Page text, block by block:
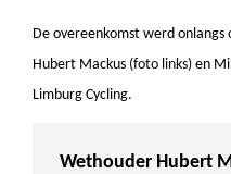
De overeenkomst werd
Hubert Mackus (foto links) en
Limburg Cycling.
Wethouder Hubert